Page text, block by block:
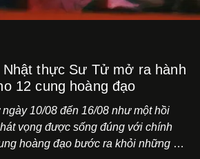
thực Sư Tử mở ra hành
12 cung hoàng đạo
10/08 đến 16/08 như một hồi
vọng được sống đúng với chính
hoàng đạo bước ra khỏi những vỏ